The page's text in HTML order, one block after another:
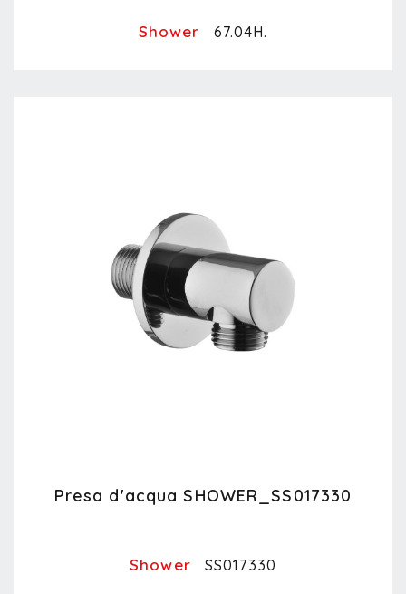
Shower 67.04H.
Presa d'acqua SHOWER_SS017330
Shower SS017330